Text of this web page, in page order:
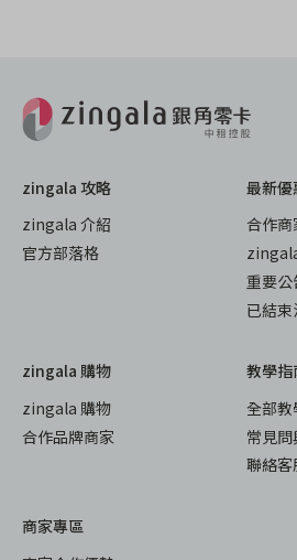
zingala 攻略
zingala 介紹
官方部落格
最新優
合作商
重要公
已結
zingala 購物
zingala 購物
合作品牌商家
教學指
全部教
常見
聯絡客
商家專區